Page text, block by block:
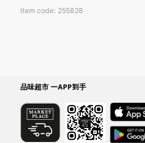
Item code: 255828
品味超市 一APP到手